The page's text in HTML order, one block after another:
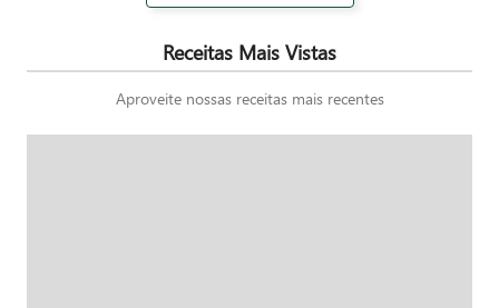
Receitas Mais Vistas
Aproveite nossas receitas mais recentes